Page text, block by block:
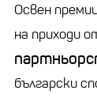
Освен
на приходи
български